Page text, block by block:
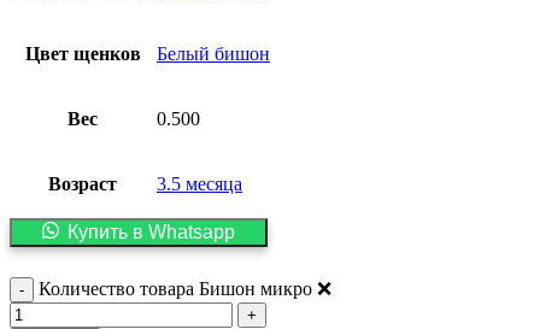
Цвет щенков Белый бишон
Вес 0.500
Возраст 3.5 месяца
Купить в Whatsapp
Количество товара Бишон микро ❌